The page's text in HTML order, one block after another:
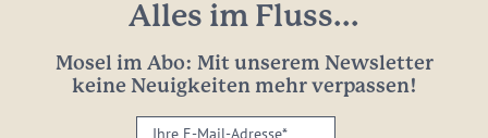
Alles im Fluss...
Mosel im Abo: Mit unserem Newsletter
keine Neuigkeiten mehr verpassen!
Ihre